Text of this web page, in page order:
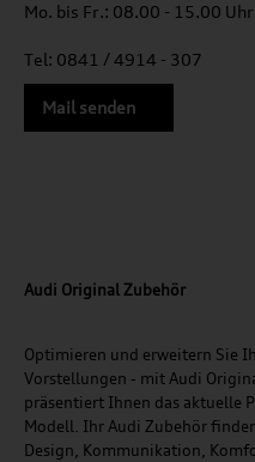
Mo. bis Fr.: 08.00 - 15.00 Uhr
Tel: 0841 / 4914 - 307
Mail senden
Audi Original Zubehör
Optimieren und erweitern Sie
Vorstellungen - mit Audi
präsentiert Ihnen das aktuelle
Modell. Ihr Audi Zubehör
Design, Kommunikation,